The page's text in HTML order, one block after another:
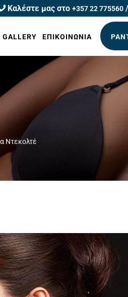
Καλέστε μας στο +357 22 775560 /
GALLERY ΕΠΙΚΟΙΝΩΝΙΑ
Ντεκολτέ